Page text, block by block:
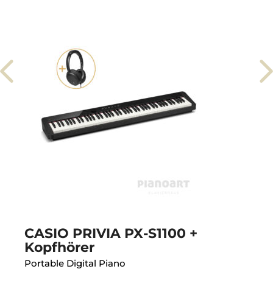
CASIO PRIVIA PX-S1100 +
Kopfhörer
Portable Digital Piano